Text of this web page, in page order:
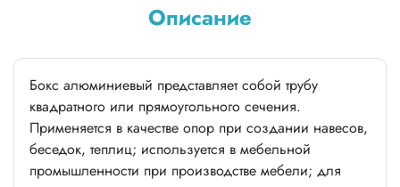
Описание
Бокс алюминиевый представляет собой трубу
квадратного или прямоугольного сечения.
Применяется в качестве опор при создании навесов,
беседок, теплиц; используется в мебельной
промышленности при производстве мебели; для